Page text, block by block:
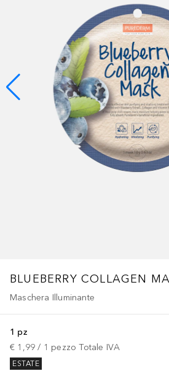
BLUEBERRY COLLAGEN
Maschera Illuminante
1 pz
€ 1,99 / 1 pezzo Totale IVA
ESTATE